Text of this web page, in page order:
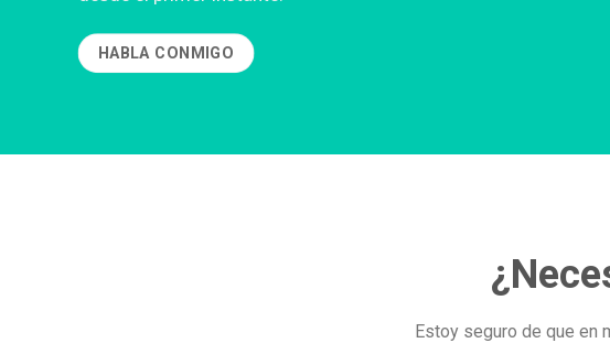
HABLA CONMIGO
Estoy seguro de que en